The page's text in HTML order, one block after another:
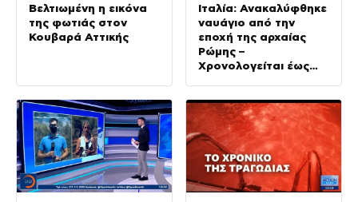
Βελτιωμένη η εικόνα
της φωτιάς στον
Κουβαρά Αττικής
Ιταλία: Ανακαλύφθηκε
ναυάγιο από την
εποχή της αρχαίας
Ρώμης –
Χρονολογείται έως